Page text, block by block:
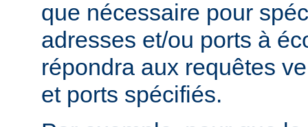
que nécessaire pour
adresses et/ou ports à
répondra aux requêtes
et ports spécifiés.